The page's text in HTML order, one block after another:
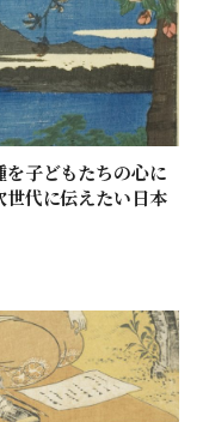
子どもたちの心に
代に伝えたい日本